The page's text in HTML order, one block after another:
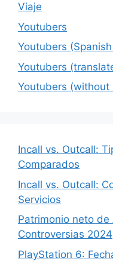
Viaje
Youtubers
Youtubers
Youtubers
Youtubers
Incall vs. Outcall:
Comparados
Incall vs. Outcall:
Servicios
Patrimonio neto
Controversias 2024
PlayStation 6: